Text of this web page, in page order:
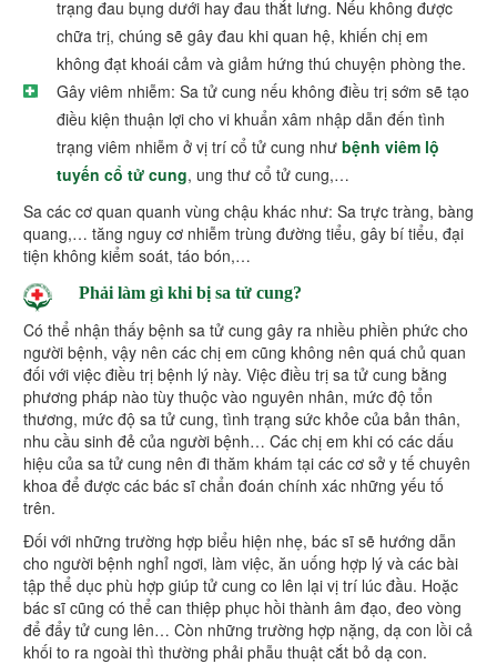
trạng đau bụng dưới hay đau thắt lưng. Nếu không được
chữa trị, chúng sẽ gây đau khi quan hệ, khiến chị em
không đạt khoái cảm và giảm hứng thú chuyện phòng the.
Gây viêm nhiễm: Sa tử cung nếu không điều trị sớm sẽ tạo
điều kiện thuận lợi cho vi khuẩn xâm nhập dẫn đến tình
trạng viêm nhiễm ở vị trí cổ tử cung như bệnh viêm lộ
tuyến cổ tử cung, ung thư cổ tử cung,…
Sa các cơ quan quanh vùng chậu khác như: Sa trực tràng, bàng
quang,… tăng nguy cơ nhiễm trùng đường tiểu, gây bí tiểu, đại
tiện không kiểm soát, táo bón,…
Phải làm gì khi bị sa tử cung?
Có thể nhận thấy bệnh sa tử cung gây ra nhiều phiền phức cho
người bệnh, vậy nên các chị em cũng không nên quá chủ quan
đối với việc điều trị bệnh lý này. Việc điều trị sa tử cung bằng
phương pháp nào tùy thuộc vào nguyên nhân, mức độ tổn
thương, mức độ sa tử cung, tình trạng sức khỏe của bản thân,
nhu cầu sinh đẻ của người bệnh… Các chị em khi có các dấu
hiệu của sa tử cung nên đi thăm khám tại các cơ sở y tế chuyên
khoa để được các bác sĩ chẩn đoán chính xác những yếu tố
trên.
Đối với những trường hợp biểu hiện nhẹ, bác sĩ sẽ hướng dẫn
cho người bệnh nghỉ ngơi, làm việc, ăn uống hợp lý và các bài
tập thể dục phù hợp giúp tử cung co lên lại vị trí lúc đầu. Hoặc
bác sĩ cũng có thể can thiệp phục hồi thành âm đạo, đeo vòng
để đẩy tử cung lên… Còn những trường hợp nặng, dạ con lồi cả
khối to ra ngoài thì thường phải phẫu thuật cắt bỏ dạ con.